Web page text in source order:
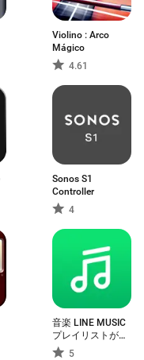
Violino : Arco
Mágico
4.61
Sonos S1
Controller
4
音楽 LINE MUSIC
プレイリストが豊
富！音楽アプリ
5